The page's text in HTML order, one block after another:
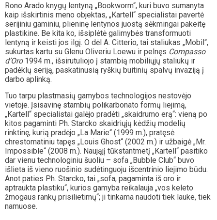
Rono Arado knygų lentyną „Bookworm“, kuri buvo sumanyta
kaip išskirtinis meno objektas, „Kartell“ specialistai pavertė
serijiniu gaminiu, plieninę lentynos juostą sėkmingai pakeitę
plastikine. Be kita ko, išsiplėtė galimybės transformuoti
lentyną ir keisti jos ilgį. O dėl A. Citterio, tai staliukas „Mobil“,
sukurtas kartu su Glenu Oliveriu Loewu ir pelnęs Compasso
d’Oro1994 m., išsirutuliojo į stambią mobiliųjų staliukų ir
padėklų seriją, paskatinusią ryškių buitinių spalvų invaziją į
darbo aplinką.
Tuo tarpu plastmasių gamybos technologijos nestovėjo
vietoje. Įsisavinę stambių polikarbonato formų liejimą,
„Kartell“ specialistai galėjo pradėti „skaidrumo erą“: vieną po
kitos pagaminti Ph. Starcko skaidriųjų kėdžių modelių
rinktinę, kurią pradėjo „La Marie“ (1999 m.), pratęsė
chrestomatiniu tapęs „Louis Ghost“ (2002 m.) ir užbaigė „Mr.
Impossible“ (2008 m.). Naująjį tūkstantmetį „Kartell“ pasitiko
dar vienu technologiniu šuoliu – sofa „Bubble Club“ buvo
išlieta iš vieno ruošinio sudėtinguoju išcentrinio liejimo būdu.
Anot paties Ph. Starcko, tai „sofa, pagaminta iš oro ir
aptraukta plastiku“, kurios gamyba reikalauja „vos keleto
žmogaus rankų prisilietimų“; ji tinkama naudoti tiek lauke, tiek
namuose.